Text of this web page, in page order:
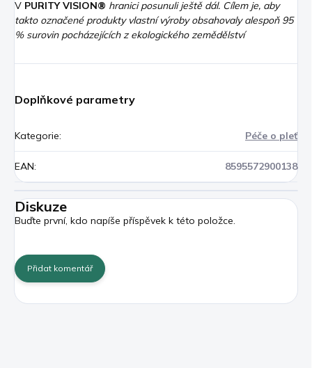
V PURITY VISION® hranici posunuli ještě dál. Cílem je, aby
takto označené produkty vlastní výroby obsahovaly alespoň 95
% surovin pocházejících z ekologického zemědělství
Doplňkové parametry
Kategorie: Péče o pleť
EAN: 8595572900138
Diskuze
Buďte první, kdo napíše příspěvek k této položce.
Přidat komentář